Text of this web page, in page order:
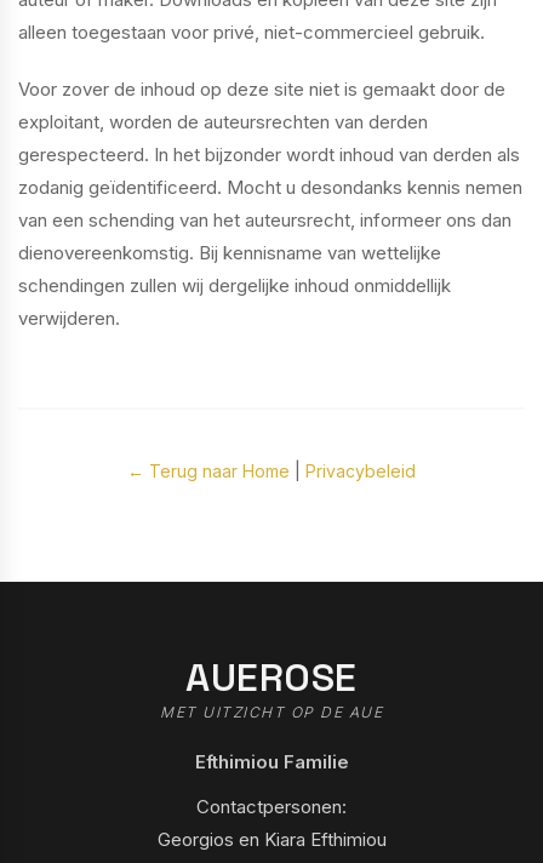
alleen toegestaan voor privé, niet-commercieel gebruik.
Voor zover de inhoud op deze site niet is gemaakt door de
exploitant, worden de auteursrechten van derden
gerespecteerd. In het bijzonder wordt inhoud van derden als
zodanig geïdentificeerd. Mocht u desondanks kennis nemen
van een schending van het auteursrecht, informeer ons dan
dienovereenkomstig. Bij kennisname van wettelijke
schendingen zullen wij dergelijke inhoud onmiddellijk
verwijderen.
← Terug naar Home Privacybeleid
AUEROSE
MET UITZICHT OP DE AUE
Efthimiou Familie
Contactpersonen:
Georgios en Kiara Efthimiou